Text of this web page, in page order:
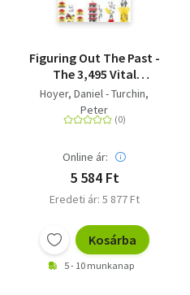
Figuring Out The Past -
The 3,495 Vital
Statistics that Explain
World History
Hoyer, Daniel - Turchin,
Peter
Online ár:
5 584 Ft
Eredeti ár: 5 877 Ft
Kosárba
5 - 10 munkanap